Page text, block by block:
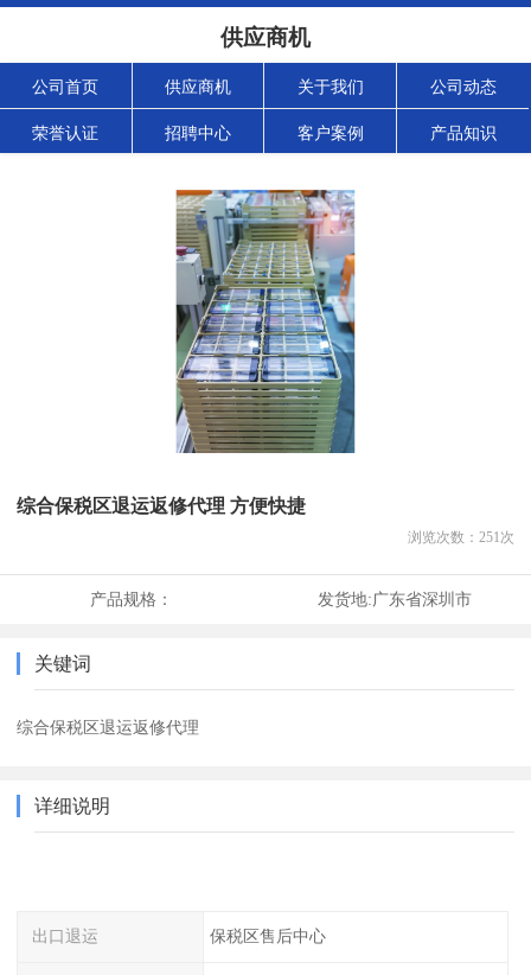
供应商机
公司首页 供应商机 关于我们 公司动态
荣誉认证 招聘中心 客户案例 产品知识
综合保税区退运返修代理 方便快捷
浏览次数： 251次
产品规格： 发货地:广东省深圳市
关键词
综合保税区退运返修代理
详细说明
出口退运 保税区售后中心